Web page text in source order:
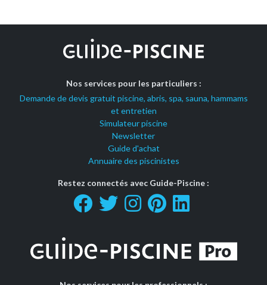
Nos services pour les particuliers :
Demande de devis gratuit piscine, abris, spa, sauna, hammams
et entretien
Simulateur piscine
Newsletter
Guide d'achat
Annuaire des piscinistes
Restez connectés avec Guide-Piscine :